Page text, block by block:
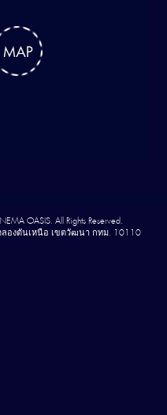
OASIS. All Rights Reserved.
องตันเหนือ เขตวัฒนา กทม. 10110